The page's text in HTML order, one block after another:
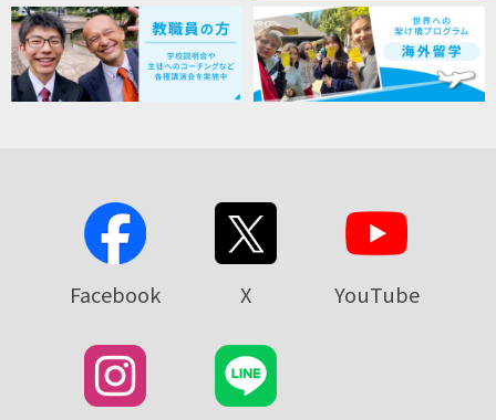
Facebook X YouTube